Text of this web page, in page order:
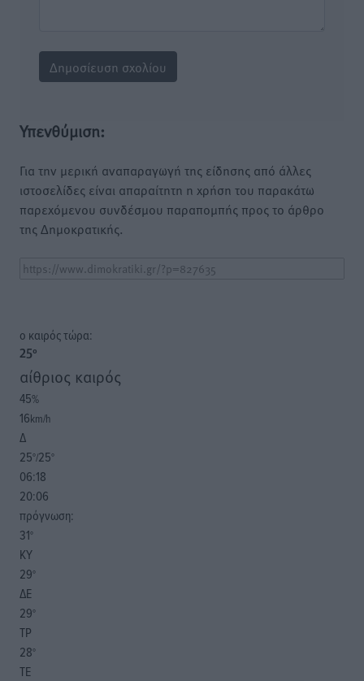
Υπενθύμιση:
Για την μερική αναπαραγωγή της είδησης από άλλες
ιστοσελίδες είναι απαραίτητη η χρήση του παρακάτω
παρεχόμενου συνδέσμου παραπομπής προς το άρθρο
της Δημοκρατικής.
o καιρός τώρα:
25°
αίθριος καιρός
45%
16km/h
Δ
25°/25°
06:18
20:06
πρόγνωση:
31°
ΚΥ
29°
ΔΕ
29°
ΤΡ
28°
ΤΕ